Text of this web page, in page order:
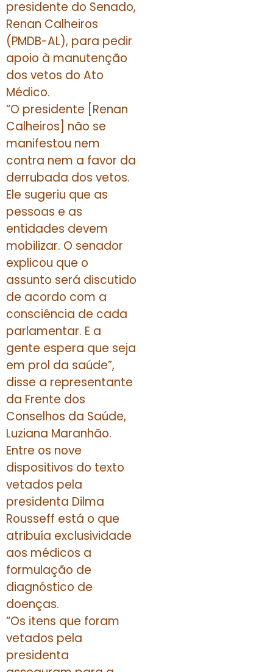
presidente do Senado,
Renan Calheiros
(PMDB-AL), para pedir
apoio à manutenção
dos vetos do Ato
Médico.
“O presidente [Renan
Calheiros] não se
manifestou nem
contra nem a favor da
derrubada dos vetos.
Ele sugeriu que as
pessoas e as
entidades devem
mobilizar. O senador
explicou que o
assunto será discutido
de acordo com a
consciência de cada
parlamentar. E a
gente espera que seja
em prol da saúde”,
disse a representante
da Frente dos
Conselhos da Saúde,
Luziana Maranhão.
Entre os nove
dispositivos do texto
vetados pela
presidenta Dilma
Rousseff está o que
atribuía exclusividade
aos médicos a
formulação de
diagnóstico de
doenças.
“Os itens que foram
vetados pela
presidenta